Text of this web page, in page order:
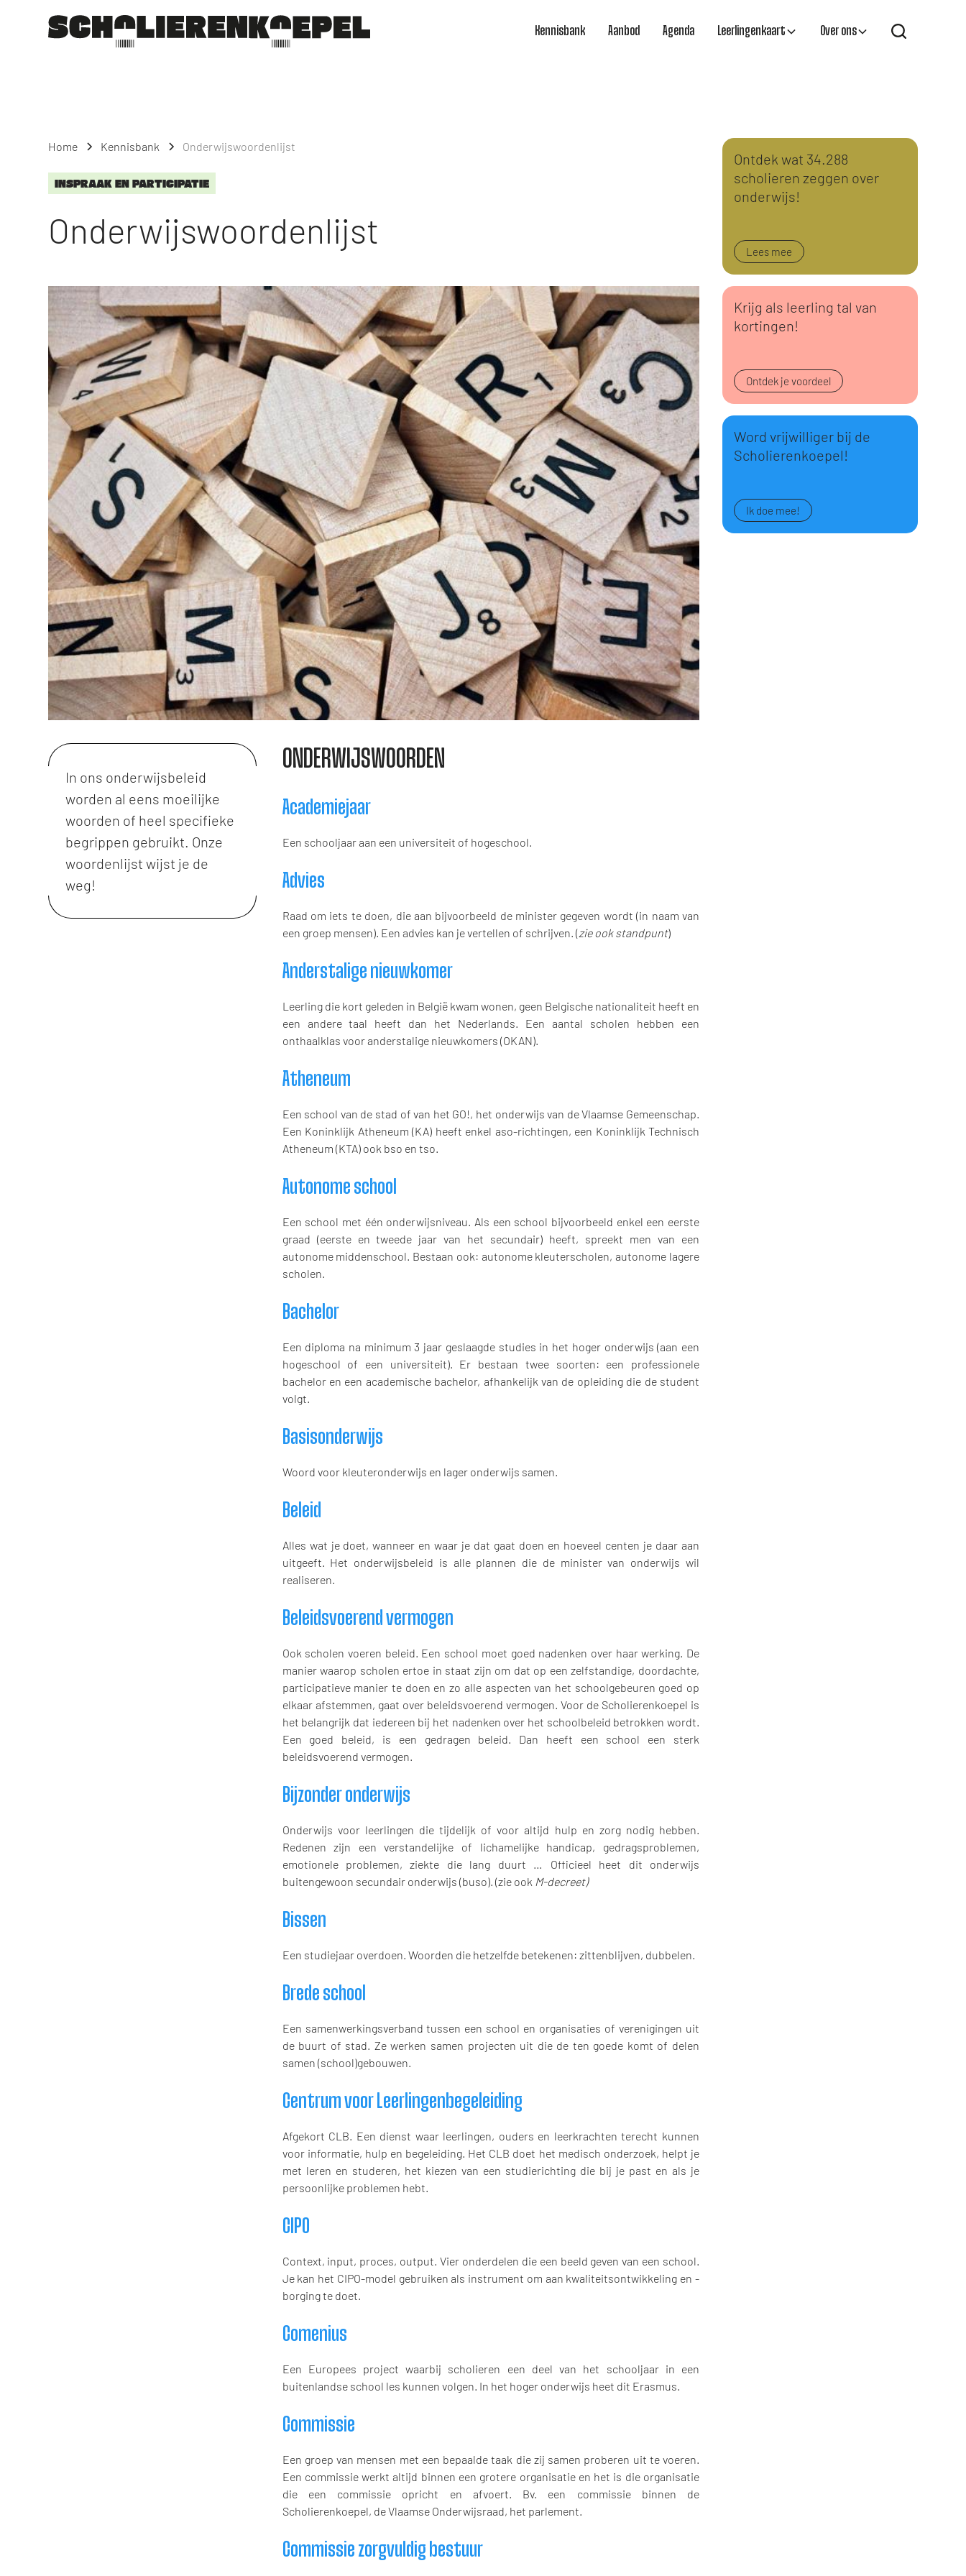
Kennisbank Aanbod Agenda Leerlingenkaart Over ons
Home Kennisbank Onderwijswoordenlijst
INSPRAAK EN PARTICIPATIE
Onderwijswoordenlijst
In ons onderwijsbeleid
worden al eens moeilijke
woorden of heel specifieke
begrippen gebruikt. Onze
woordenlijst wijst je de
weg!
ONDERWIJSWOORDEN
Academiejaar
Een schooljaar aan een universiteit of hogeschool.
Advies
Raad om iets te doen, die aan bijvoorbeeld de minister gegeven wordt (in naam van
een groep mensen). Een advies kan je vertellen of schrijven. (zie ook standpunt)
Anderstalige nieuwkomer
Leerling die kort geleden in België kwam wonen, geen Belgische nationaliteit heeft en
een andere taal heeft dan het Nederlands. Een aantal scholen hebben een
onthaalklas voor anderstalige nieuwkomers (OKAN).
Atheneum
Een school van de stad of van het GO!, het onderwijs van de Vlaamse Gemeenschap.
Een Koninklijk Atheneum (KA) heeft enkel aso-richtingen, een Koninklijk Technisch
Atheneum (KTA) ook bso en tso.
Autonome school
Een school met één onderwijsniveau. Als een school bijvoorbeeld enkel een eerste
graad (eerste en tweede jaar van het secundair) heeft, spreekt men van een
autonome middenschool. Bestaan ook: autonome kleuterscholen, autonome lagere
scholen.
Bachelor
Een diploma na minimum 3 jaar geslaagde studies in het hoger onderwijs (aan een
hogeschool of een universiteit). Er bestaan twee soorten: een professionele
bachelor en een academische bachelor, afhankelijk van de opleiding die de student
volgt.
Basisonderwijs
Woord voor kleuteronderwijs en lager onderwijs samen.
Beleid
Alles wat je doet, wanneer en waar je dat gaat doen en hoeveel centen je daar aan
uitgeeft. Het onderwijsbeleid is alle plannen die de minister van onderwijs wil
realiseren.
Beleidsvoerend vermogen
Ook scholen voeren beleid. Een school moet goed nadenken over haar werking. De
manier waarop scholen ertoe in staat zijn om dat op een zelfstandige, doordachte,
participatieve manier te doen en zo alle aspecten van het schoolgebeuren goed op
elkaar afstemmen, gaat over beleidsvoerend vermogen. Voor de Scholierenkoepel is
het belangrijk dat iedereen bij het nadenken over het schoolbeleid betrokken wordt.
Een goed beleid, is een gedragen beleid. Dan heeft een school een sterk
beleidsvoerend vermogen.
Bijzonder onderwijs
Onderwijs voor leerlingen die tijdelijk of voor altijd hulp en zorg nodig hebben.
Redenen zijn een verstandelijke of lichamelijke handicap, gedragsproblemen,
emotionele problemen, ziekte die lang duurt … Officieel heet dit onderwijs
buitengewoon secundair onderwijs (buso). (zie ook M-decreet)
Bissen
Een studiejaar overdoen. Woorden die hetzelfde betekenen: zittenblijven, dubbelen.
Brede school
Een samenwerkingsverband tussen een school en organisaties of verenigingen uit
de buurt of stad. Ze werken samen projecten uit die de ten goede komt of delen
samen (school)gebouwen.
Centrum voor Leerlingenbegeleiding
Afgekort CLB. Een dienst waar leerlingen, ouders en leerkrachten terecht kunnen
voor informatie, hulp en begeleiding. Het CLB doet het medisch onderzoek, helpt je
met leren en studeren, het kiezen van een studierichting die bij je past en als je
persoonlijke problemen hebt.
CIPO
Context, input, proces, output. Vier onderdelen die een beeld geven van een school.
Je kan het CIPO-model gebruiken als instrument om aan kwaliteitsontwikkeling en -
borging te doet.
Comenius
Een Europees project waarbij scholieren een deel van het schooljaar in een
buitenlandse school les kunnen volgen. In het hoger onderwijs heet dit Erasmus.
Commissie
Een groep van mensen met een bepaalde taak die zij samen proberen uit te voeren.
Een commissie werkt altijd binnen een grotere organisatie en het is die organisatie
die een commissie opricht en afvoert. Bv. een commissie binnen de
Scholierenkoepel, de Vlaamse Onderwijsraad, het parlement.
Commissie zorgvuldig bestuur
Ontdek wat 34.288
scholieren zeggen over
onderwijs!
Lees mee
Krijg als leerling tal van
kortingen!
Ontdek je voordeel
Word vrijwilliger bij de
Scholierenkoepel!
Ik doe mee!